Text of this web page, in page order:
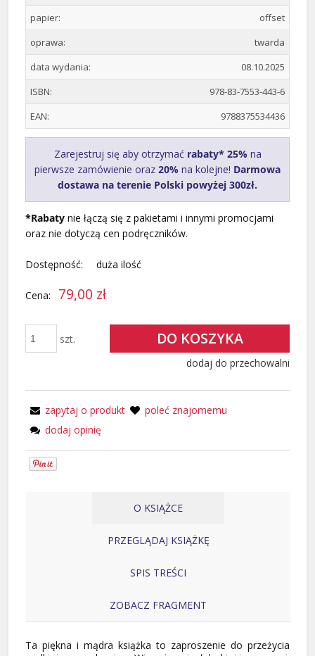
papier:
offset
oprawa:
twarda
data wydania:
08.10.2025
ISBN:
978-83-7553-443-6
EAN:
9788375534436
Zarejestruj się aby otrzymać rabaty* 25%na
pierwsze zamówienie oraz 20% na kolejne! Darmowa
dostawa na terenie Polski powyżej 300zł.
*Rabaty nie łączą się z pakietami i innymi promocjami
oraz nie dotyczą cen podręczników.
Dostępność: duża ilość
Cena: 79,00 zł
szt. DO KOSZYKA
dodaj do przechowalni
zapytaj o produkt
poleć znajomemu
dodaj opinię
O KSIĄŻCE
PRZEGLĄDAJ KSIĄŻKĘ
SPIS TREŚCI
ZOBACZ FRAGMENT
Ta piękna i mądra książka to zaproszenie do przeżycia